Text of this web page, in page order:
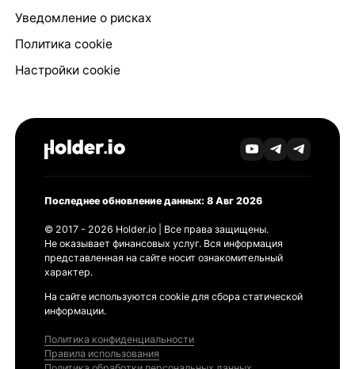
Уведомление о рисках
Политика cookie
Настройки cookie
Последнее обновление данных: 8 Авг 2026
© 2017 - 2026 Holder.io | Все права защищены.
Не оказывает финансовых услуг. Вся информация
представленная на сайте носит ознакомительный
характер.
На сайте используются cookie для сбора статической
информации.
Политика конфиденциальности
Правила использования